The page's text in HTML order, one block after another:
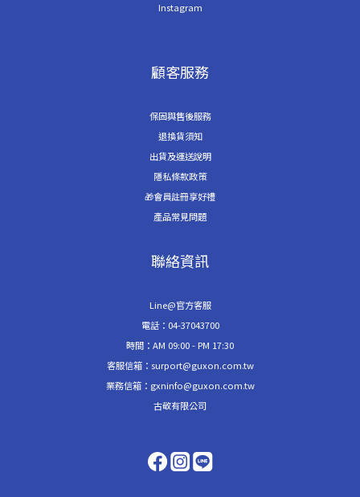
Instagram
顧客服務
保固與售後服務
退換貨須知
出貨及運送說明
隱私條款政策
🎁會員註冊享好禮
產品常見問題
聯絡資訊
Line@官方客服
電話：04-37043700
時間：AM 09:00 - PM 17:30
客服信箱：surport@guxon.com.tw
業務信箱：gxninfo@guxon.com.tw
古敬有限公司